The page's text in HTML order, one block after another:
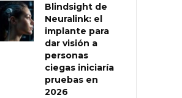
Blindsight de
Neuralink: el
implante para
dar visión a
personas
ciegas iniciaría
pruebas en
2026